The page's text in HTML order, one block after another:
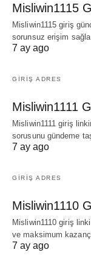
Misliwin1115
Misliwin1115 giriş
sorunsuz erişim
7 ay ago
GIRIŞ ADRES
Misliwin1111
Misliwin1111 giriş
sorusunu gündeme
7 ay ago
GIRIŞ ADRES
Misliwin1110
Misliwin1110 giriş
ve maksimum
7 ay ago